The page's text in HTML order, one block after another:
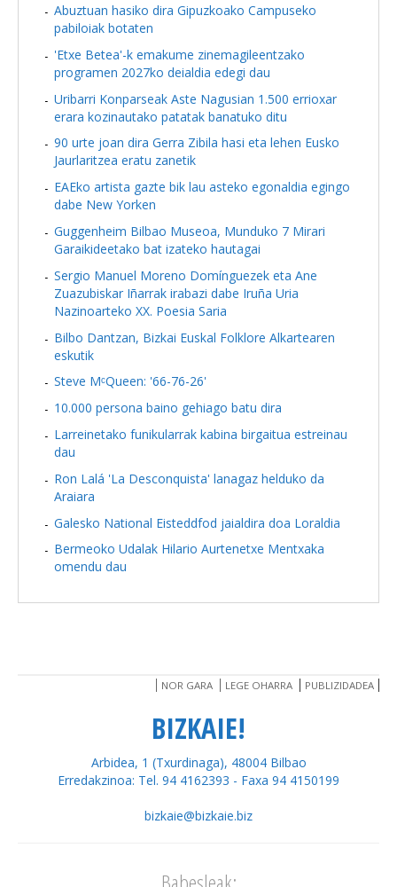
Abuztuan hasiko dira Gipuzkoako Campuseko
pabiloiak botaten
'Etxe Betea'-k emakume zinemagileentzako
programen 2027ko deialdia edegi dau
Uribarri Konparseak Aste Nagusian 1.500 errioxar
erara kozinautako patatak banatuko ditu
90 urte joan dira Gerra Zibila hasi eta lehen Eusko
Jaurlaritzea eratu zanetik
EAEko artista gazte bik lau asteko egonaldia egingo
dabe New Yorken
Guggenheim Bilbao Museoa, Munduko 7 Mirari
Garaikideetako bat izateko hautagai
Sergio Manuel Moreno Domínguezek eta Ane
Zuazubiskar Iñarrak irabazi dabe Iruña Uria
Nazinoarteko XX. Poesia Saria
Bilbo Dantzan, Bizkai Euskal Folklore Alkartearen
eskutik
Steve MᶜQueen: '66-76-26'
10.000 persona baino gehiago batu dira
Larreinetako funikularrak kabina birgaitua estreinau
dau
Ron Lalá 'La Desconquista' lanagaz helduko da
Araiara
Galesko National Eisteddfod jaialdira doa Loraldia
Bermeoko Udalak Hilario Aurtenetxe Mentxaka
omendu dau
NOR GARA LEGE OHARRA PUBLIZIDADEA
BIZKAIE!
Arbidea, 1 (Txurdinaga), 48004 Bilbao
Erredakzinoa: Tel. 94 4162393 - Faxa 94 4150199
bizkaie@bizkaie.biz